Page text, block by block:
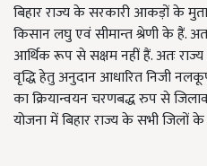
बिहार राज्य के सरकारी आकड़ों के
किसान लघु एवं सीमान्त श्रेणी के हैं.
आर्थिक रूप से सक्षम नहीं हैं. अतः
वृद्धि हेतु अनुदान आधारित निजी
का क्रियान्वयन चरणबद्ध रुप से
योजना में बिहार राज्य के सभी जिलों